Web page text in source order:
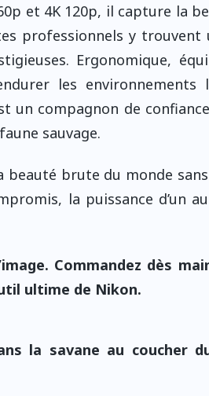
et 4K 120p, il capture la
professionnels y
Ergonomique,
les environnements
un compagnon de
sauvage.
beauté brute du monde
la puissance d’un
Commandez dès
ultime de Nikon.